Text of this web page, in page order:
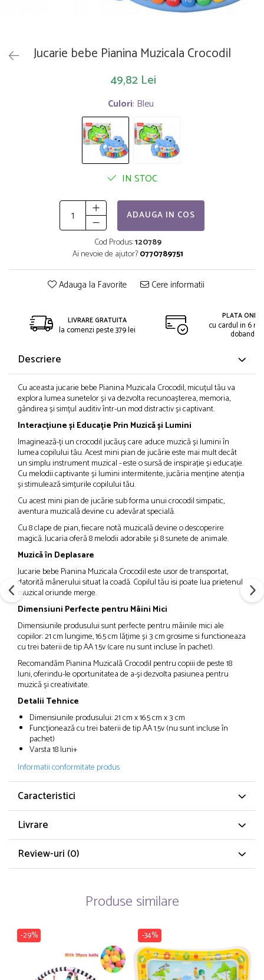
Jucarie bebe Pianina Muzicala Crocodil
49,82 Lei
Culori: Bleu
IN STOC
ADAUGA IN COS
Cod Produs:120789
Ai nevoie de ajutor?0770789751
Adauga la Favorite Cere informatii
LIVRARE GRATUITA
la comenzi peste 379 lei
PLATA
cu cardul in 6
dobanda
Descriere
Cu aceasta jucarie bebe Pianina Muzicala Crocodil, micuțul tău va
explora lumea sunetelor și va dezvolta recunoașterea, memoria,
gândirea și simțul auditiv într-un mod distractiv și captivant.
Interacțiune și Educație Prin Muzică și Lumini
Imaginează-ți un crocodil jucăuș care aduce muzică și lumini în
lumea copilului tău. Acest mini pian de jucărie este mai mult decât
un simplu instrument muzical - este o sursă de inspirație și educație.
Cu melodii captivante și lumini intermitente, jucăria menține atenția
și stimulează simțurile copilului tău.
Cu acest mini pian de jucărie sub forma unui crocodil simpatic,
aventura muzicală devine cu adevărat specială.
Cu 8 clape de pian, fiecare notă muzicală devine o descoperire
magică. Jucaria oferă 8 melodii adorabile și 8 sunete de animale.
Muzică în Deplasare
Jucarie bebe Pianina Muzicala Crocodil este usor de transportat,
datorită mânerului situat la coadă. Copilul tău isi poate lua prietenul
muzical oriunde merge.
Dimensiuni Perfecte pentru Mâini Mici
Dimensiunile produsului sunt perfecte pentru mâinile mici ale
copiilor: 21 cm lungime, 16.5 cm lățime și 3 cm grosime si functioneaza
cu trei baterii de tip AA 1.5v (care nu sunt incluse în pachet).
Recomandăm Pianina Muzicală Crocodil pentru copiii de peste 18
luni, oferindu-le oportunitatea de a-și dezvolta pasiunea pentru
muzică și creativitate.
Detalii Tehnice
Dimensiunile produsului: 21 cm x 16.5 cm x 3 cm
Funcționează cu trei baterii de tip AA 1.5v (nu sunt incluse în
pachet)
Varsta 18 luni+
Informatii conformitate produs
Caracteristici
Livrare
Review-uri (0)
Produse similare
-29% -34%